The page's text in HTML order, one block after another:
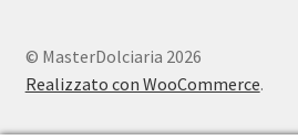
© MasterDolciaria 2026
Realizzato con WooCommerce.